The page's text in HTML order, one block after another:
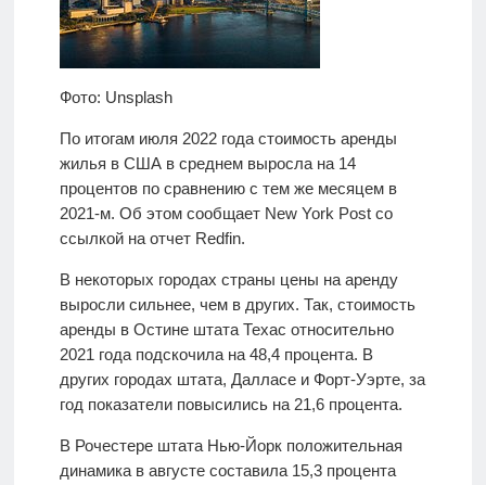
Фото: Unsplash
По итогам июля 2022 года стоимость аренды
жилья в США в среднем выросла на 14
процентов по сравнению с тем же месяцем в
2021-м. Об этом сообщает New York Post со
ссылкой на отчет Redfin.
В некоторых городах страны цены на аренду
выросли сильнее, чем в других. Так, стоимость
аренды в Остине штата Техас относительно
2021 года подскочила на 48,4 процента. В
других городах штата, Далласе и Форт-Уэрте, за
год показатели повысились на 21,6 процента.
В Рочестере штата Нью-Йорк положительная
динамика в августе составила 15,3 процента